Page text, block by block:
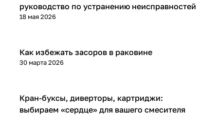
18 мая 2026
руководство по устранению неисправностей
Установка и ремонт
30 марта 2026
Как избежать засоров в раковине
Установка и ремонт
Кран-буксы, диверторы, картриджи:
выбираем «сердце» для вашего смесителя